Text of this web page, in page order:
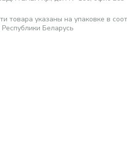
товара указаны на упаковке в
Беларусь